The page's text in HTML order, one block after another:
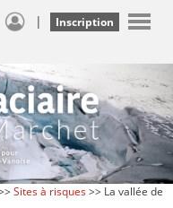
| Inscription
Sites à risques>> La vallée de